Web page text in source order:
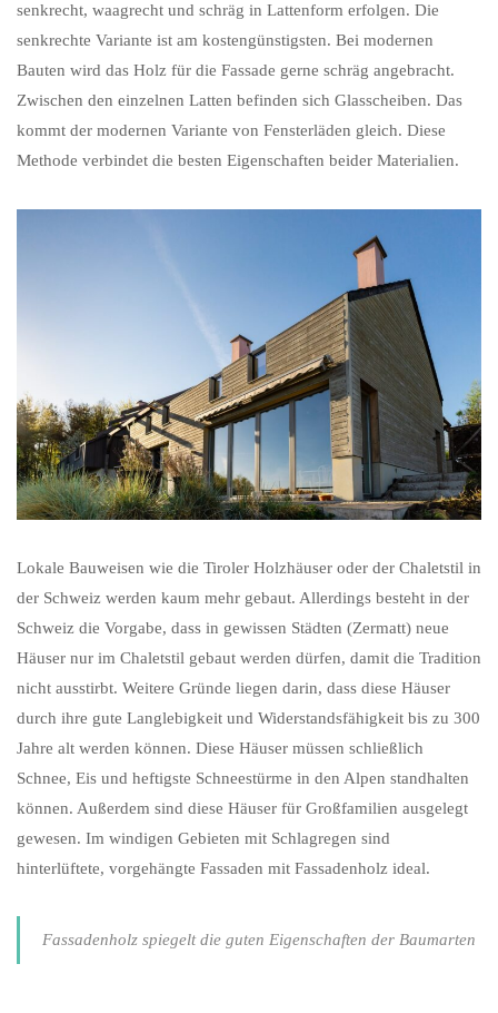
senkrecht, waagrecht und schräg in Lattenform erfolgen. Die
senkrechte Variante ist am kostengünstigsten. Bei modernen
Bauten wird das Holz für die Fassade gerne schräg angebracht.
Zwischen den einzelnen Latten befinden sich Glasscheiben. Das
kommt der modernen Variante von Fensterläden gleich. Diese
Methode verbindet die besten Eigenschaften beider Materialien.
Lokale Bauweisen wie die Tiroler Holzhäuser oder der Chaletstil in
der Schweiz werden kaum mehr gebaut. Allerdings besteht in der
Schweiz die Vorgabe, dass in gewissen Städten (Zermatt) neue
Häuser nur im Chaletstil gebaut werden dürfen, damit die Tradition
nicht ausstirbt. Weitere Gründe liegen darin, dass diese Häuser
durch ihre gute Langlebigkeit und Widerstandsfähigkeit bis zu 300
Jahre alt werden können. Diese Häuser müssen schließlich
Schnee, Eis und heftigste Schneestürme in den Alpen standhalten
können. Außerdem sind diese Häuser für Großfamilien ausgelegt
gewesen. Im windigen Gebieten mit Schlagregen sind
hinterlüftete, vorgehängte Fassaden mit Fassadenholz ideal.
Fassadenholz spiegelt die guten Eigenschaften der Baumarten